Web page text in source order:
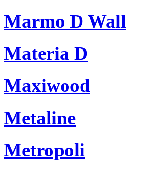
Marmo D Wall
Materia D
Maxiwood
Metaline
Metropoli